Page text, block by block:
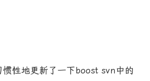
性地更新了一下boost svn中的